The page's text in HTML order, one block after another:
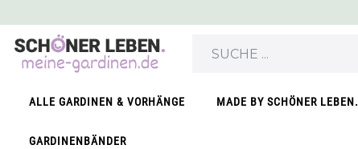
ALLE GARDINEN & VORHÄNGE MADE BY SCHÖNER LEBEN.
GARDINENBÄNDER